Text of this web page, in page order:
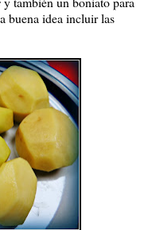
buena idea incluir las